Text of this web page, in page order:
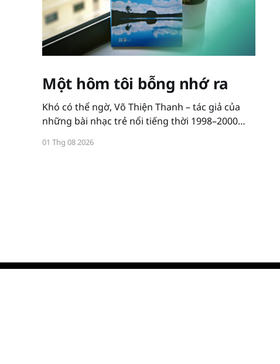
Một hôm tôi bỗng nhớ ra
Khó có thể ngờ, Võ Thiện Thanh – tác giả của
những bài nhạc trẻ nổi tiếng thời 1998–2000
Ước gì,... lại chuyển từ địa hạt âm nhạc sang chữ
01 Thg 08 2026